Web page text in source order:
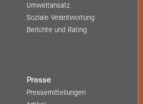
Umweltansatz
Soziale Verantwortung
Berichte und Rating
Presse
Pressemitteilungen